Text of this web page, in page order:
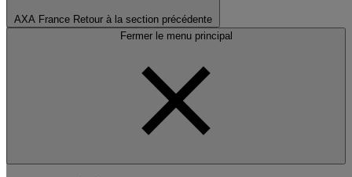
AXA France Retour à la section précédente
Fermer le menu principal